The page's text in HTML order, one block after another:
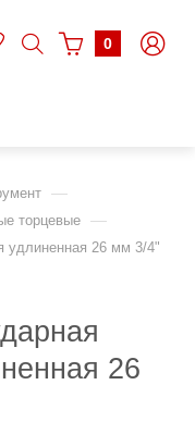
0
—
торцевые —
удлиненная 26 мм 3/4"
26